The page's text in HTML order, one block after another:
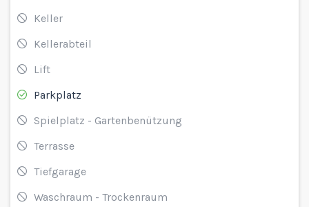
Keller
Kellerabteil
Lift
Parkplatz
Spielplatz - Gartenbenützung
Terrasse
Tiefgarage
Waschraum - Trockenraum